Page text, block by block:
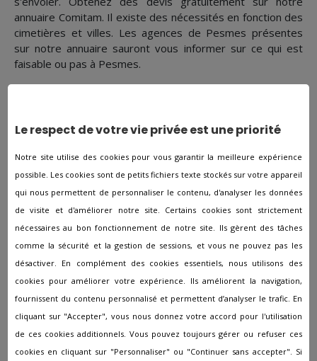
annuaire Comitam. Il existe des nécessités en fonction des
cimetières et villes. Les agences de Pesmes présentes
sur notre annuaire sauront vous informer sur ce qui est
faisable ou pas à Pesmes.
L’organisation et le montant de ses obsèques sont des
est préférable de les considérer sereinement, alors qu’on
est en pleine forme, afin de ne plus y penser après cela.
C'est une façon de faire qui est avantageuse pour vous :
vous êtes tranquille sur le fait que vos derniers désirs
moment compliqué, ils seront contents de ne pas avoir à
prendre de décisions par rapport à la planification des
obsèques ou à assurer le paiement des frais d’obsèques.
Plus de précisions sur la
planification des funérailles
Le respect de votre vie privée est une priorité
Notre site utilise des cookies pour vous garantir la meilleure expérience
possible. Les cookies sont de petits fichiers texte stockés sur votre appareil
qui nous permettent de personnaliser le contenu, d'analyser les données
de visite et d'améliorer notre site. Certains cookies sont strictement
nécessaires au bon fonctionnement de notre site. Ils gèrent des tâches
comme la sécurité et la gestion de sessions, et vous ne pouvez pas les
désactiver. En complément des cookies essentiels, nous utilisons des
cookies pour améliorer votre expérience. Ils améliorent la navigation,
fournissent du contenu personnalisé et permettent d’analyser le trafic. En
cliquant sur "Accepter", vous nous donnez votre accord pour l'utilisation
de ces cookies additionnels. Vous pouvez toujours gérer ou refuser ces
cookies en cliquant sur "Personnaliser" ou "Continuer sans accepter". Si